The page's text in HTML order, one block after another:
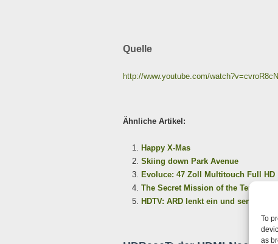
To
as
Quelle
http://www.youtube.com/
Ähnliche Artikel:
Happy X-Mas
Skiing down Park Avenue
Evoluce: 47 Zoll Multitouch Full
The Secret Mission of the Terminator
HDTV: ARD lenkt ein und sendet